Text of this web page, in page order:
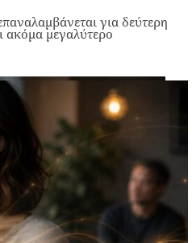
για δεύτερη
ακόμα μεγαλύτερο